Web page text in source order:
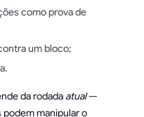
como prova de
um bloco;
da rodada atual—
manipular o